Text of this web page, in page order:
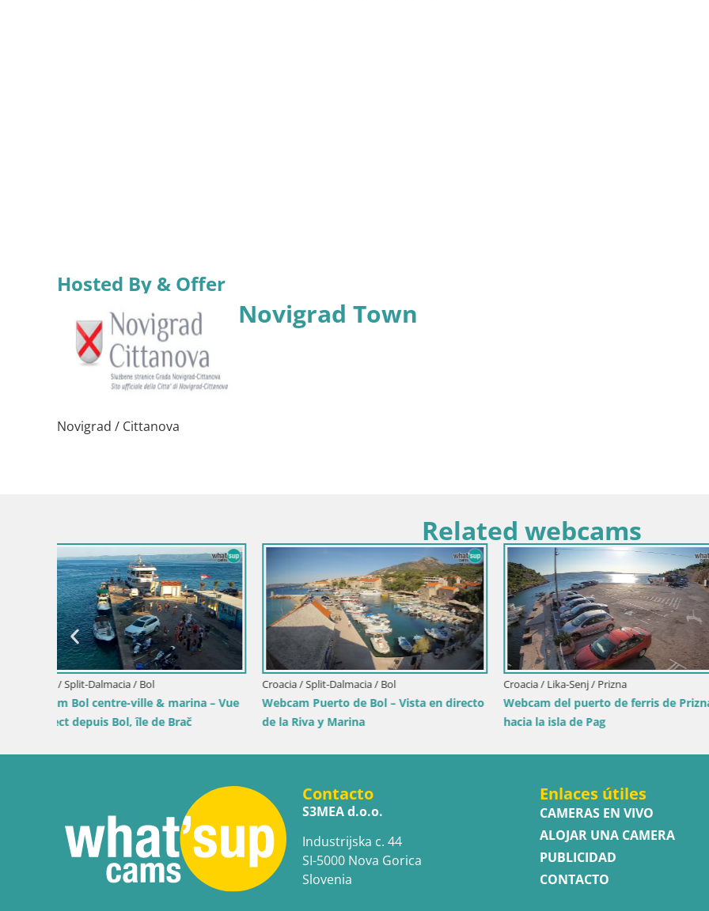
Hosted By & Offer
Novigrad Town
Novigrad / Cittanova
Related webcams
Croacia / Lika-Senj / Prizna
Webcam del puerto de ferris de Prizna –
hacia la isla de Pag
Croacia / Dubrovnik-Neretva / Orebić
Webcam Orebić Riva – Ferry a Korčula en
vivo
Italia / Cerdeña / Palau
Porto di Palau – Cerdeña
Contacto
S3MEA d.o.o.
Industrijska c. 44
SI-5000 Nova Gorica
Slovenia
Enlaces útiles
CAMERAS EN VIVO
ALOJAR UNA CAMERA
PUBLICIDAD
CONTACTO